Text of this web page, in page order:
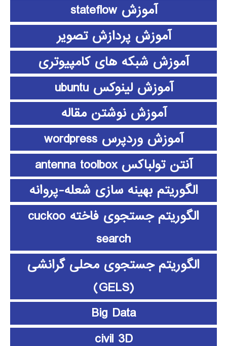
آموزش stateflow
آموزش پردازش تصویر
آموزش شبکه های کامپیوتری
آموزش لینوکس ubuntu
آموزش نوشتن مقاله
آموزش وردپرس wordpress
آنتن تولباکس antenna toolbox
الگوریتم بهینه سازی شعله-پروانه
الگوریتم جستجوی فاخته cuckoo
search
الگوریتم جستجوی محلی گرانشی
(GELS)
Big Data
civil 3D